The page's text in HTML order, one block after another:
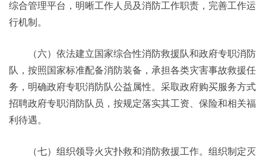
综合管理平台，明晰工作人员及消防工作职责，完善工作运
行机制。
（六）依法建立国家综合性消防救援队和政府专职消防
队，按照国家标准配备消防装备，承担各类灾害事故救援任
务，明确政府专职消防队公益属性。采取政府购买服务方式
招聘政府专职消防队员，按规定落实其工资、保险和相关福
利待遇。
（七）组织领导火灾扑救和消防救援工作。组织制定灭